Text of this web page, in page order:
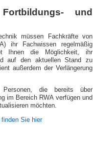
und
müssen Fachkräfte von
ihr Fachwissen regelmäßig
Ihnen die Möglichkeit, ihr
auf den aktuellen Stand zu
außerdem der Verlängerung
die bereits über
im Bereich RWA verfügen und
möchten.
Sie hier